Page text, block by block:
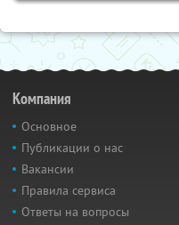
Компания
Основное
Публикации о нас
Вакансии
Правила сервиса
Ответы на вопросы